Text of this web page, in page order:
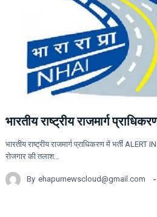
भारतीय राष्ट्रीय राजमार्ग
भारतीय राष्ट्रीय राजमार्ग प्राधिकरण में भर्ती
रोजगार की तलाश…
By ehapurnewscloud@gmail.com